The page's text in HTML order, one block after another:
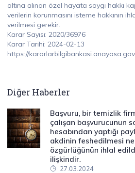
altına alınan özel hayata saygı hakkı
verilerin korunmasını isteme hakkının
verilmesi gerekir.
Karar Sayısı: 2020/36976
Karar Tarihi: 2024-02-13
https://
Diğer Haberler
Başvuru, bir temizlik
çalışan başvurucunun
hesabından yaptığı
akdinin feshedilmesi
özgürlüğünün ihlal
ilişkindir.
27.03.2024